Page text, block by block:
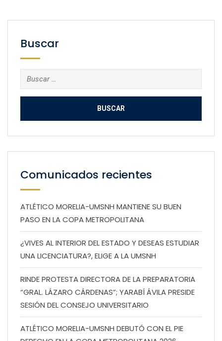
Buscar
Buscar:
Comunicados recientes
ATLÉTICO MORELIA-UMSNH MANTIENE SU BUEN
PASO EN LA COPA METROPOLITANA
¿VIVES AL INTERIOR DEL ESTADO Y DESEAS ESTUDIAR
UNA LICENCIATURA?, ELIGE A LA UMSNH
RINDE PROTESTA DIRECTORA DE LA PREPARATORIA
“GRAL. LÁZARO CÁRDENAS”; YARABÍ ÁVILA PRESIDE
SESIÓN DEL CONSEJO UNIVERSITARIO
ATLÉTICO MORELIA-UMSNH DEBUTÓ CON EL PIE